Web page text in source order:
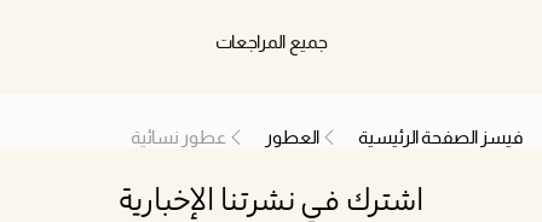
جميع المراجعات
فيسز الصفحة الرئيسية العطور عطور نسائية
اشترك في نشرتنا الإخبارية